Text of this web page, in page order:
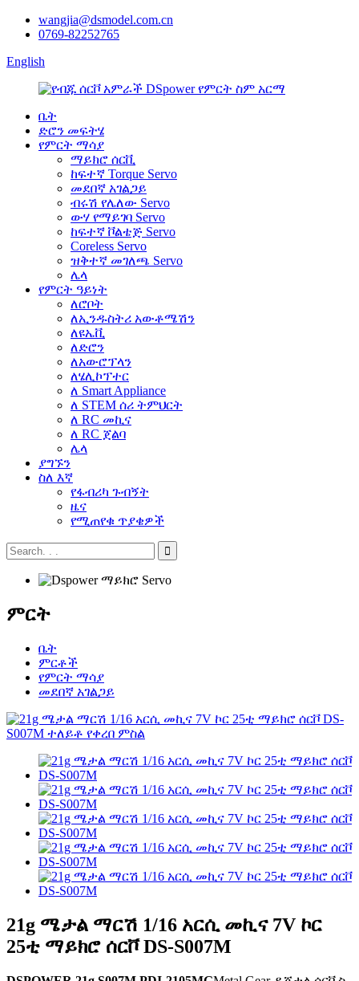
wangjia@dsmodel.com.cn
0769-82252765
English
ቤት
ድሮን መፍትሄ
የምርት ማሳያ
ማይክሮ ሰርቪ
ከፍተኛ Torque Servo
መደበኛ አገልጋይ
ብሩሽ የሌለው Servo
ውሃ የማይገባ Servo
ከፍተኛ ቮልቴጅ Servo
Coreless Servo
ዝቅተኛ መገለጫ Servo
ሌላ
የምርት ዓይነት
ለሮቦት
ለኢንዱስትሪ አውቶሜሽን
ለዩኤቪ
ለድሮን
ለአውሮፕላን
ለሄሊኮፕተር
ለ Smart Appliance
ለ STEM ሰሪ ትምህርት
ለ RC መኪና
ለ RC ጀልባ
ሌላ
ያግኙን
ስለ እኛ
የፋብሪካ ጉብኝት
ዜና
የሚጠየቁ ጥያቄዎች
ምርት
ቤት
ምርቶች
የምርት ማሳያ
መደበኛ አገልጋይ
21g ሜታል ማርሽ 1/16 አርሲ መኪና 7V ኮር
25ቲ ማይክሮ ሰርቮ DS-S007M